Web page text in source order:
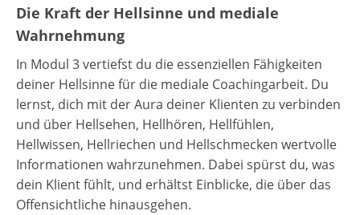
Die Kraft der Hellsinne und mediale
Wahrnehmung
In Modul 3 vertiefst du die essenziellen Fähigkeiten
deiner Hellsinne für die mediale Coachingarbeit. Du
lernst, dich mit der Aura deiner Klienten zu verbinden
und über Hellsehen, Hellhören, Hellfühlen,
Hellwissen, Hellriechen und Hellschmecken wertvolle
Informationen wahrzunehmen. Dabei spürst du, was
dein Klient fühlt, und erhältst Einblicke, die über das
Offensichtliche hinausgehen.